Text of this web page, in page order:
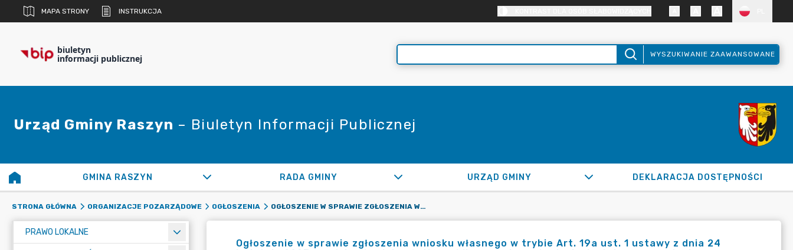
MAPA STRONY INSTRUKCJA
biuletyn
informacji publicznej WYSZUKIWANIE ZAAWANSOWANE
Urząd Gminy Raszyn – Biuletyn Informacji Publicznej
GMINA RASZYN RADA GMINY URZĄD GMINY DEKLARACJA DOSTĘPNOŚCI
STRONA GŁÓWNA ORGANIZACJE POZARZĄDOWE OGŁOSZENIA OGŁOSZENIE W SPRAWIE ZGŁOSZENIA WNIOSKU WŁASNEGO W TRYBIE ART. 19A UST. 1 USTAWY Z DNIA 24 KWIETNIA 2003 R. O DZIAŁALNOŚCI POŻYTKU PUBLICZNEGO I O WOLONTARIACIE DOTYCZĄCA ZADANIA: „PRZECIWDZIAŁANIE SKUTKOM NIEPEŁNOSPRAWNOŚCI I WYKLUCZENIA SPOŁECZNEGO OSÓB UPOŚLEDZONYCH UMYSŁOWO LUB FIZYCZNIE POCHODZĄCYCH Z TERENU GMINY RASZYN POPRZEZ UDZIAŁ W WARSZTATACH TERAPII ZAJĘCIOWEJ I IMPREZACH INTEGRACYJNYCH.”
PRAWO LOKALNE
Ogłoszenie w sprawie zgłoszenia wniosku własnego w trybie Art. 19a ust. 1 ustawy z dnia 24